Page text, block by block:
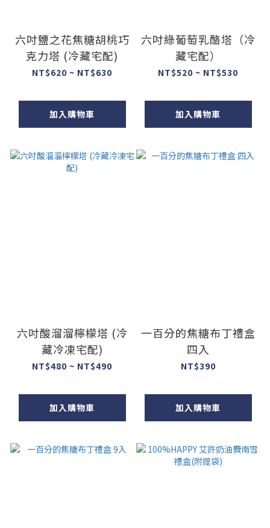
六吋鹽之花焦糖胡桃巧
克力塔 (冷藏宅配)
NT$620 ~ NT$630
加入購物車
六吋綠葡萄乳酪塔（冷
藏宅配）
NT$520 ~ NT$530
加入購物車
六吋酸溜溜檸檬塔 (冷
藏冷凍宅配)
NT$480 ~ NT$490
加入購物車
一百分的焦糖布丁禮盒
四入
NT$390
加入購物車